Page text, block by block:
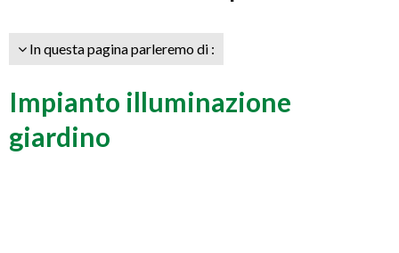
In questa pagina parleremo di :
Impianto illuminazione
giardino